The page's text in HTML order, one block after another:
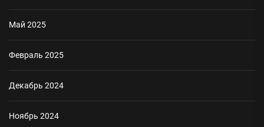
Май 2025
Февраль 2025
Декабрь 2024
Ноябрь 2024